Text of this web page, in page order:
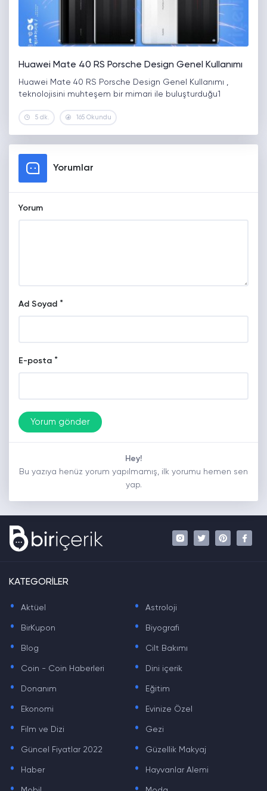
Huawei Mate 40 RS Porsche Design Genel Kullanımı
Huawei Mate 40 RS Porsche Design Genel Kullanımı ,
teknolojisini muhteşem bir mimari ile buluşturduğu1
5 dk. 165 Okundu
Yorumlar
Yorum
Ad Soyad *
E-posta *
Hey!
Bu yazıya henüz yorum yapılmamış, ilk yorumu hemen sen
yap.
KATEGORİLER
. Aktüel . Astroloji
. BirKupon . Biyografi
. Blog . Cilt Bakımı
. Coin - Coin Haberleri . Dini içerik
. Donanım . Eğitim
. Ekonomi . Evinize Özel
. Film ve Dizi . Gezi
. Güncel Fiyatlar 2022 . Güzellik Makyaj
. Haber . Hayvanlar Alemi
. .